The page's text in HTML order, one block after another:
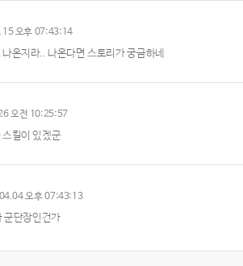
오후 07:43:14
온지라.. 나온다면 스토리가 궁금하네
오전 10:25:57
킬이 있겠군
오후 07:43:13
군단장인건가